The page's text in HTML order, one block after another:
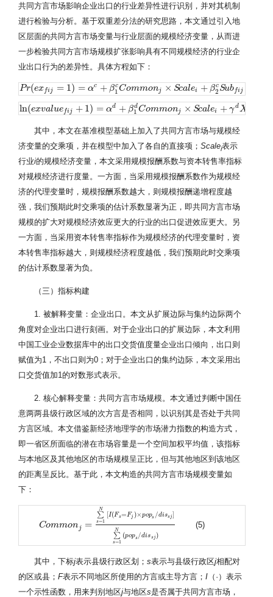
共同方言市场影响企业出口的行业差异性进行识别，并对其机制
进行检验与分析。基于双重差分法的研究思路，本文通过引入地
区层面的共同方言市场变量与行业层面的规模经济变量，从而进
一步检验共同方言市场规模扩张影响具有不同规模经济的行业企
业出口行为的差异性。具体方程如下：
Pr(ex fij = 1) = αc + βc
1Commonj × Scalei + βc
2 Sub fij
Pr(exfij=1 =α c+ β1c Co mmonj×Scalei+β2c S ubfij+γc Xfi j+φcYj+ϕp
ln(exvalue fij + 1 ) = αd + βd
1 Commonj × Scalei + γd X
ln(exvaluefij+1) =αd+β 1d Comm onj×Scalei+γdX fij+φdYj+η dλ fij+ϕp
其中，本文在基准模型基础上加入了共同方言市场与规模经
济变量的交乘项，并在模型中加入了各自的直接项；Scalei表示
行业i的规模经济变量，本文采用规模报酬系数与资本转售率指标
对规模经济进行度量。一方面，当采用规模报酬系数作为规模经
济的代理变量时，规模报酬系数越大，则规模报酬递增程度越
强，我们预期此时交乘项的估计系数显著为正，即共同方言市场
规模的扩大对规模经济效应更大的行业的出口促进效应更大。另
一方面，当采用资本转售率指标作为规模经济的代理变量时，资
本转售率指标越大，则规模经济程度越低，我们预期此时交乘项
的估计系数显著为负。
（三）指标构建
1. 被解释变量：企业出口。本文从扩展边际与集约边际两个
角度对企业出口进行刻画。对于企业出口的扩展边际，本文利用
中国工业企业数据库中的出口交货值度量企业出口倾向，出口则
赋值为1，不出口则为0；对于企业出口的集约边际，本文采用出
口交货值加1的对数形式表示。
2. 核心解释变量：共同方言市场规模。本文通过判断中国任
意两两县级行政区域的次方言是否相同，以识别其是否处于共同
方言区域。本文借鉴新经济地理学的市场潜力指数的构造方式，
即一省区所面临的潜在市场容量是一个空间加权平均值，该指标
与本地区及其他地区的市场规模呈正比，但与其他地区到该地区
的距离呈反比。基于此，本文构造的共同方言市场规模变量如
下：
Common j =
∑
s=1
N
I(Fs=Fj )× pops /dissj
∑
s=1
N
(pops/dissj )
Commonj=∑ s=1N[I(Fs=Fj)×pops/dissj] N(p
(5)
其中，下标j表示县级行政区划；s表示与县级行政区j相配对
的区或县；F表示不同地区所使用的方言或主导方言；I （·）表示
一个示性函数，用来判别地区j与地区s是否属于共同方言市场，